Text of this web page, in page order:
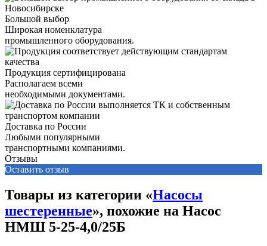
Большой выбор
Широкая номенклатура
промышленного оборудования.
Продукция сертифицирована
Располагаем всеми
необходимыми документами.
Доставка по России
Любыми популярными
транспортными компаниями.
Отзывы
Оставить отзыв
Товары из категории «Насосы
шестеренные», похожие на Насос
НМШ 5-25-4,0/25Б